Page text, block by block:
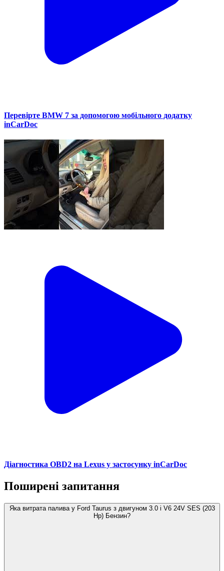
Перевірте BMW 7 за допомогою мобільного додатку
inCarDoc
Діагностика OBD2 на Lexus у застосунку inCarDoc
Поширені запитання
Яка витрата палива у Ford Taurus з двигуном 3.0 i V6 24V SES (203
Hp) Бензин?